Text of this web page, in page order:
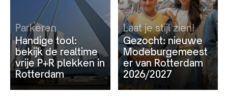
Parkeren
Handige tool:
bekijk de realtime
vrije P+R plekken in
Rotterdam
Laat je stijl zien!
Gezocht: nieuwe
Modeburgemeest
er van Rotterdam
2026/2027